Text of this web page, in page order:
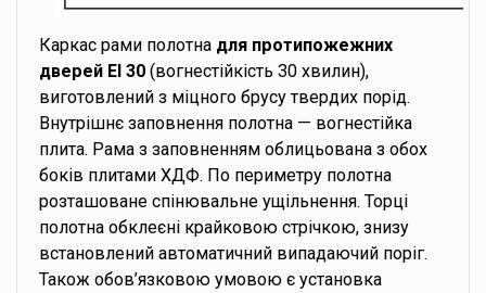
Каркас рами полотна для протипожежних
дверей EI 30 (вогнестійкість 30 хвилин),
виготовлений з міцного брусу твердих порід.
Внутрішнє заповнення полотна — вогнестійка
плита. Рама з заповненням облицьована з обох
боків плитами ХДФ. По периметру полотна
розташоване спінювальне ущільнення. Торці
полотна обклеєні крайковою стрічкою, знизу
встановлений автоматичний випадаючий поріг.
Також обов’язковою умовою є установка